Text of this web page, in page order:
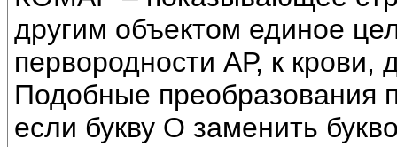
другим объектом единое
первородности АР, к крови,
Подобные преобразования
если букву О заменить